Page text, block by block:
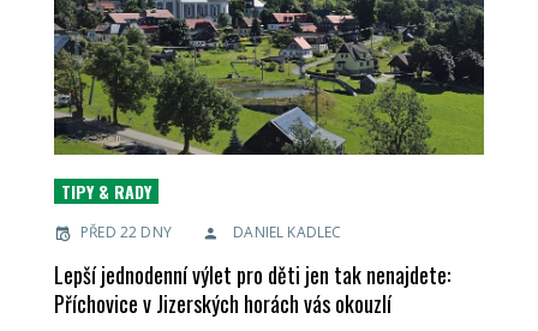
TIPY & RADY
PŘED 22 DNY DANIEL KADLEC
Lepší jednodenní výlet pro děti jen tak nenajdete:
Příchovice v Jizerských horách vás okouzlí